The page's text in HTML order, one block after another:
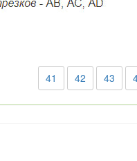
41 42 43